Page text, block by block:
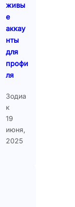
живы
е
аккау
нты
для
профи
ля
Зодиа
к
19
июня,
2025